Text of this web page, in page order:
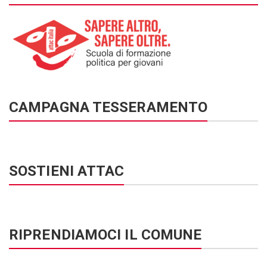
CAMPAGNA TESSERAMENTO
SOSTIENI ATTAC
RIPRENDIAMOCI IL COMUNE